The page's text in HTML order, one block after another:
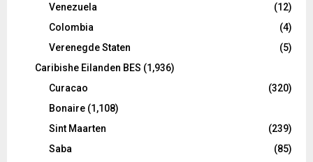
Venezuela
(12)
Colombia
(4)
Verenegde Staten
(5)
Caribishe Eilanden BES (1,936)
Curacao
(320)
Bonaire (1,108)
Sint Maarten
(239)
Saba
(85)